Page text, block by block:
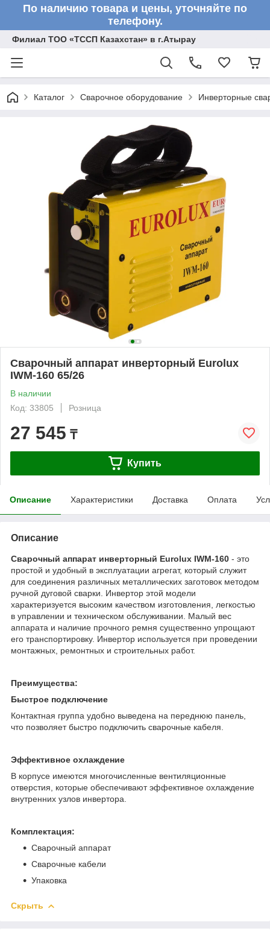
По наличию товара и цены, уточняйте по
телефону.
Филиал ТОО «ТССП Казахстан» в г.Атырау
Каталог Сварочное оборудование Инверторные
Сварочный аппарат инверторный Eurolux
IWM-160 65/26
В наличии
Код: 33805
Розница
27 545 ₸
Купить
Описание Характеристики Доставка Оплата
Описание
Сварочный аппарат инверторный Eurolux IWM-160 - это
простой и удобный в эксплуатации агрегат, который служит
для соединения различных металлических заготовок методом
ручной дуговой сварки. Инвертор этой модели
характеризуется высоким качеством изготовления, легкостью
в управлении и техническом обслуживании. Малый вес
аппарата и наличие прочного ремня существенно упрощают
его транспортировку. Инвертор используется при проведении
монтажных, ремонтных и строительных работ.
Преимущества:
Быстрое подключение
Контактная группа удобно выведена на переднюю панель,
что позволяет быстро подключить сварочные кабеля.
Эффективное охлаждение
В корпусе имеются многочисленные вентиляционные
отверстия, которые обеспечивают эффективное охлаждение
внутренних узлов инвертора.
Комплектация:
Сварочный аппарат
Сварочные кабели
Упаковка
Скрыть